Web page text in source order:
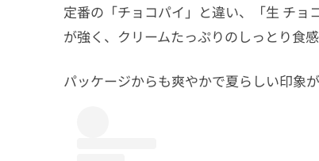
定番の「チョコパイ」と違い、「生 チョ
が強く、クリームたっぷりのしっとり食感
パッケージからも爽やかで夏らしい印象